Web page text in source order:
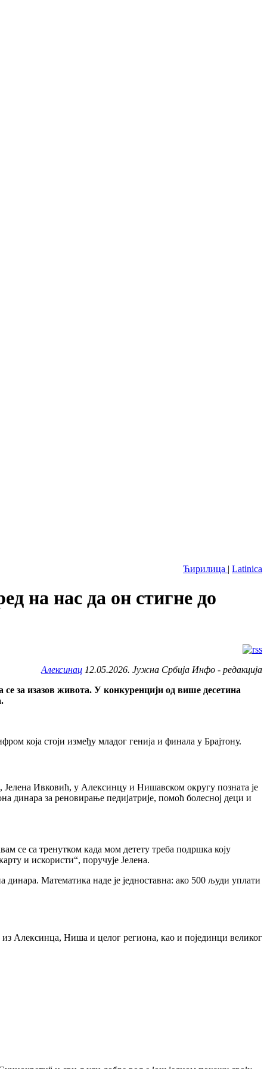
Ћирилица | Latinica
на нас да он стигне до
Алексинац 12.05.2026. Јужна Србија Инфо - редакција
за изазов живота. У конкуренцији од више десетина
која стоји између младог генија и финала у Брајтону.
Јелена Ивковић, у Алексинцу и Нишавском округу позната је
динара за реновирање педијатрије, помоћ болесној деци и
се са тренутком када мом детету треба подршка коју
и искористи“, поручује Јелена.
Математика наде је једноставна: ако 500 људи уплати
из Алексинца, Ниша и целог региона, као и појединци великог